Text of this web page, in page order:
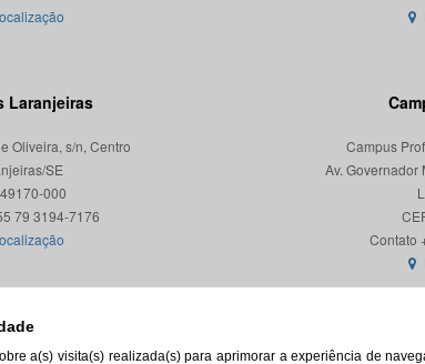
a(s) visita(s) realizada(s) para aprimorar a experiência de
Laranjeiras
Oliveira, s/n, Centro
SE
000
Campus
Av. Governador